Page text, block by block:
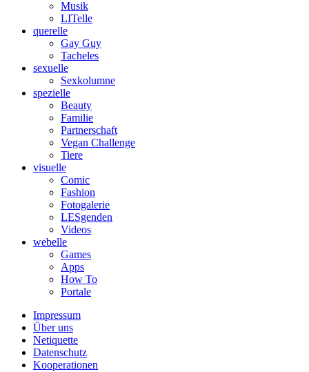
Musik
LITelle
querelle
Gay Guy
Tacheles
sexuelle
Sexkolumne
spezielle
Beauty
Familie
Partnerschaft
Vegan Challenge
Tiere
visuelle
Comic
Fashion
Fotogalerie
LESgenden
Videos
webelle
Games
Apps
How To
Portale
Impressum
Über uns
Netiquette
Datenschutz
Kooperationen